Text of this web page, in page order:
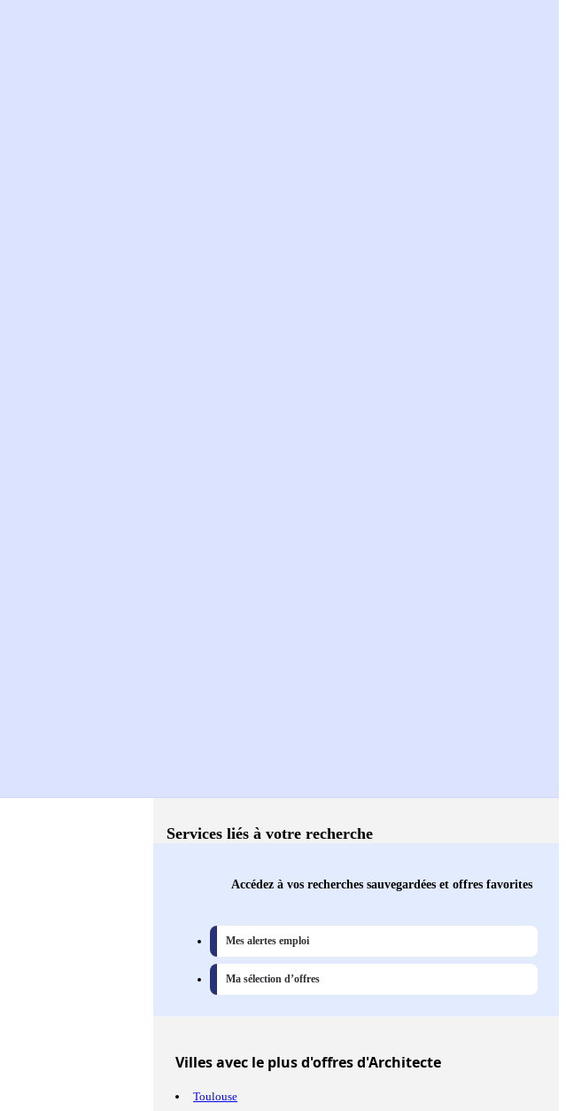
Services liés à votre recherche
Accédez à vos recherches sauvegardées et offres favorites
Mes alertes emploi
Ma sélection d’offres
Villesavec le plus d'offres d'Architecte
Toulouse